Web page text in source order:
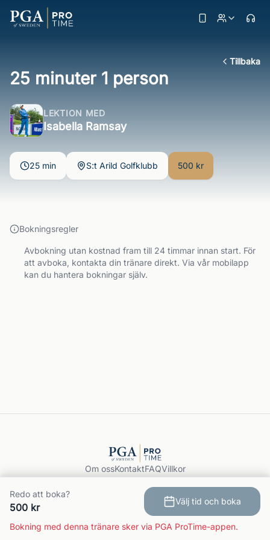
Tillbaka
25 minuter 1 person
LEKTION MED
Isabella Ramsay
25 min S:t Arild Golfklubb 500 kr
Bokningsregler
Avbokning utan kostnad fram till 24 timmar innan start. För
att avboka, kontakta din tränare direkt. Via vår mobilapp
kan du hantera bokningar själv.
Redo att boka?
500 kr
Välj tid och boka
Bokning med denna tränare sker via PGA ProTime-appen.
Om ossKontaktFAQVillkor
GDPR
© 2026 PGA ProTime.